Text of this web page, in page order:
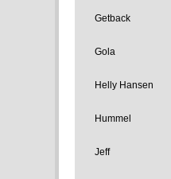
Getback
Gola
Helly Hansen
Hummel
Jeff